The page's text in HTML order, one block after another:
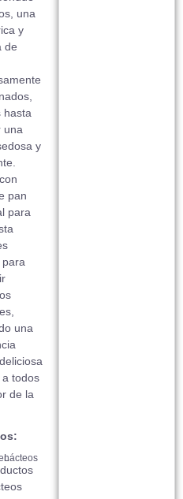
una
y
de
hasta
una
y
pan
para
una
todos
de la
Lácteos